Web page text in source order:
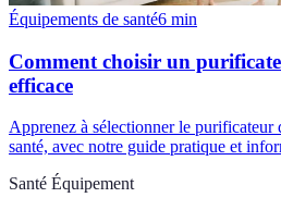
Équipements de santé6 min
Comment choisir un
efficace
Apprenez à sélectionner le
santé, avec notre guide pratique et
Santé Équipement